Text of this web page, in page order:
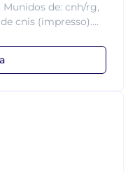
de: cnh/rg,
cnis (impresso)....